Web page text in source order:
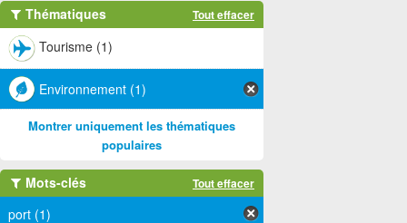
Thématiques Tout effacer
Tourisme (1)
Environnement (1)
Montrer uniquement les thématiques
populaires
Mots-clés Tout effacer
port (1)